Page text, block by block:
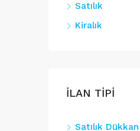
Satılık
Kiralık
İLAN TİPİ
Satılık Dükkan